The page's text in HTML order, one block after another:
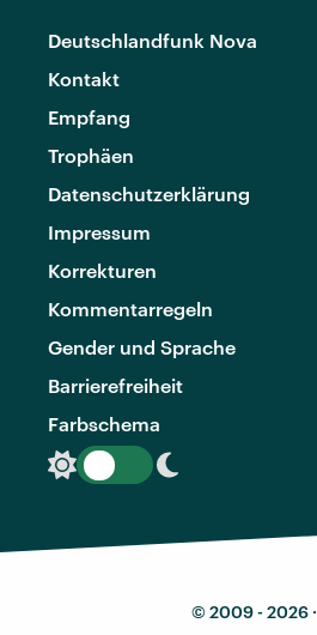
Deutschlandfunk Nova
Kontakt
Empfang
Trophäen
Datenschutzerklärung
Impressum
Korrekturen
Kommentarregeln
Gender und Sprache
Barrierefreiheit
Farbschema
© 2009 - 2026 ·